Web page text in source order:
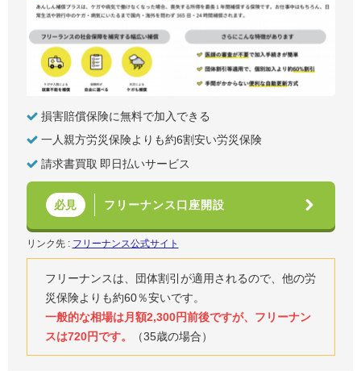
損害賠償保険に無料で加入できる
一人親方労災保険よりも約6割安い労災保険
請求書買取 即日払いサービス
必見 フリーナンス口座開設
リンク先 : フリーナンス公式サイト
フリーナンスは、団体割引が適用されるので、他の労
災保険よりも約60％安いです。
一般的な相場は月額2,300円前後ですが、フリーナン
スは720円です。
（35歳の場合）